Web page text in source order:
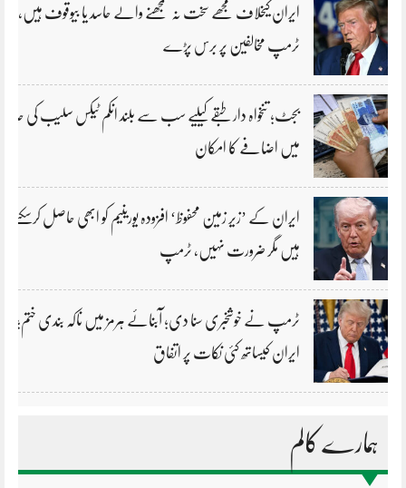
ایران کیخلاف مجھے سخت نہ سمجھنے والے حاسد یا بیوقوف ہیں،
ٹرمپ مخالفین پر برس پڑے
بجٹ؛ تنخواہ دار طبقے کیلیے سب سے بلند انکم ٹیکس سلیب کی حد
میں اضافے کا امکان
ایران کے ’زیر زمین محفوظ‘ افزودہ یورینیم کو ابھی حاصل کرسکتے
ہیں مگر ضرورت نہیں، ٹرمپ
ٹرمپ نے خوشخبری سنا دی؛ آبنائے ہرمز میں ناکہ بندی ختم؛
ایران کیساتھ کئی نکات پر اتفاق
ہمارے کالم